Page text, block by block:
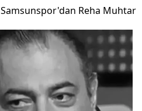
Samsunspor'dan Reha Muhtar